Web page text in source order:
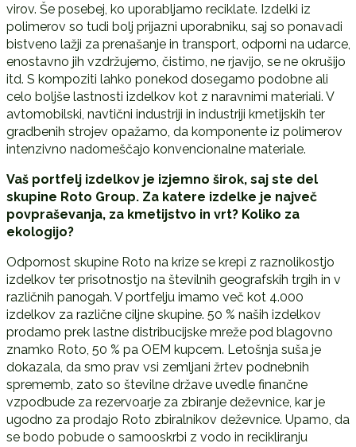
virov. Še posebej, ko uporabljamo reciklate. Izdelki iz
polimerov so tudi bolj prijazni uporabniku, saj so ponavadi
bistveno lažji za prenašanje in transport, odporni na udarce,
enostavno jih vzdržujemo, čistimo, ne rjavijo, se ne okrušijo
itd. S kompoziti lahko ponekod dosegamo podobne ali
celo boljše lastnosti izdelkov kot z naravnimi materiali. V
avtomobilski, navtični industriji in industriji kmetijskih ter
gradbenih strojev opažamo, da komponente iz polimerov
intenzivno nadomeščajo konvencionalne materiale.
Vaš portfelj izdelkov je izjemno širok, saj ste del
skupine Roto Group. Za katere izdelke je največ
povpraševanja, za kmetijstvo in vrt? Koliko za
ekologijo?
Odpornost skupine Roto na krize se krepi z raznolikostjo
izdelkov ter prisotnostjo na številnih geografskih trgih in v
različnih panogah. V portfelju imamo več kot 4.000
izdelkov za različne ciljne skupine. 50 % naših izdelkov
prodamo prek lastne distribucijske mreže pod blagovno
znamko Roto, 50 % pa OEM kupcem. Letošnja suša je
dokazala, da smo prav vsi zemljani žrtev podnebnih
sprememb, zato so številne države uvedle finančne
vzpodbude za rezervoarje za zbiranje deževnice, kar je
ugodno za prodajo Roto zbiralnikov deževnice. Upamo, da
se bodo pobude o samooskrbi z vodo in recikliranju